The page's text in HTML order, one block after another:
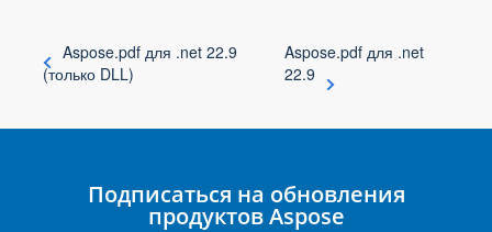
Aspose.pdf для .net 22.9
(только DLL)
Aspose.pdf для .net
22.9
Подписаться на обновления
продуктов Aspose